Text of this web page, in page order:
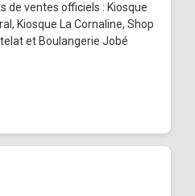
de ventes officiels : Kiosque
Kiosque La Cornaline, Shop
et Boulangerie Jobé